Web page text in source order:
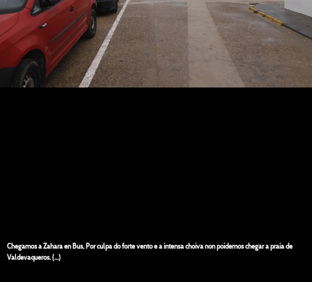
Chegamos a Zahara en Bus, Por culpa do forte vento e a intensa choiva non poidemos chegar a praia de
Valdevaqueros. (...)